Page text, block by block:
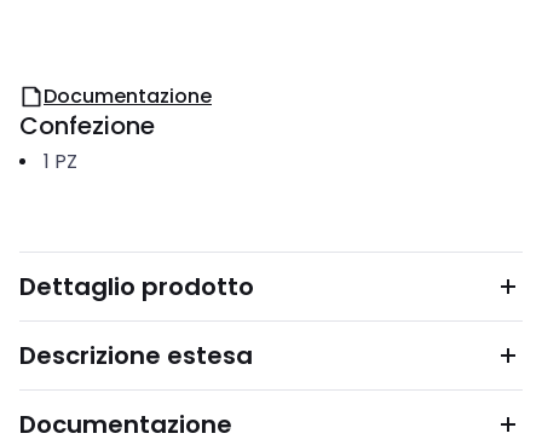
Documentazione
Confezione
1 PZ
Dettaglio prodotto
Descrizione estesa
Documentazione